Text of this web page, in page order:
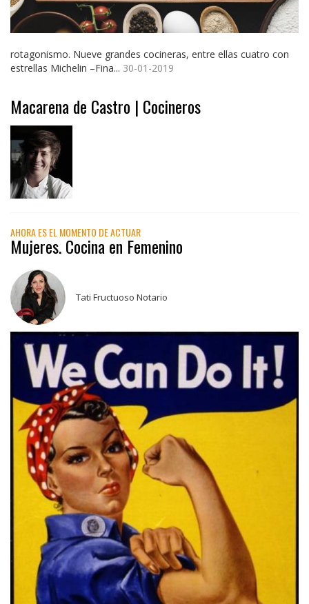
rotagonismo. Nueve grandes cocineras, entre ellas cuatro con
estrellas Michelin –Fina... 30-01-2019
Macarena de Castro | Cocineros
AHORA ES EL MOMENTO DE ACTUAR
Mujeres. Cocina en Femenino
Tati Fructuoso Notario